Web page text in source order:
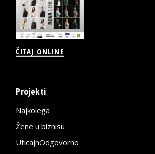
ČITAJ ONLINE
Projekti
Najkolega
Žene u biznisu
UticajnOdgovorno